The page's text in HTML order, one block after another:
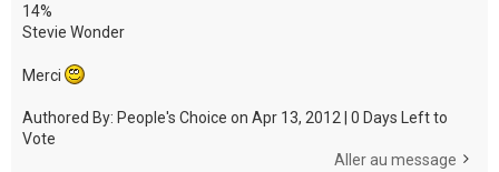
14%
Stevie Wonder
Merci
Authored By: People's Choice on Apr 13, 2012 | 0 Days Left to
Vote
Aller au message